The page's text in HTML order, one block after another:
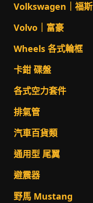
Volkswagen｜福斯
Volvo｜富豪
Wheels 各式輪框
卡鉗 碟盤
各式空力套件
排氣管
汽車百貨類
通用型 尾翼
避震器
野馬 Mustang